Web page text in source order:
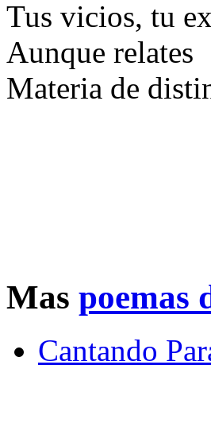
Tus vicios, tu
Aunque relates
Materia de
Mas poemas
Cantando